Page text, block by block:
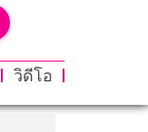
วิดีโอ